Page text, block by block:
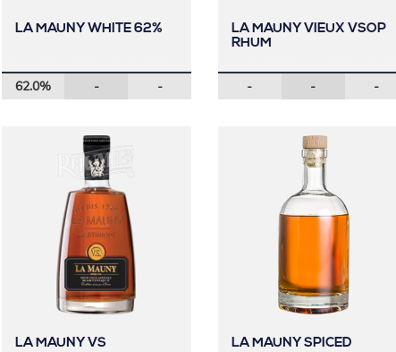
LA MAUNY WHITE 62%
62.0% - -
LA MAUNY VIEUX VSOP
RHUM
- - -
LA MAUNY VS LA MAUNY SPICED